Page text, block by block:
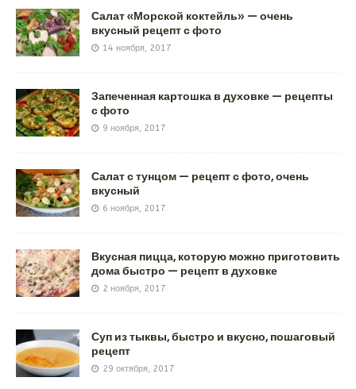
Салат «Морской коктейль» — очень
вкусный рецепт с фото
14 ноября, 2017
Запеченная картошка в духовке — рецепты
с фото
9 ноября, 2017
Салат с тунцом — рецепт с фото, очень
вкусный
6 ноября, 2017
Вкусная пицца, которую можно приготовить
дома быстро — рецепт в духовке
2 ноября, 2017
Суп из тыквы, быстро и вкусно, пошаговый
рецепт
29 октября, 2017